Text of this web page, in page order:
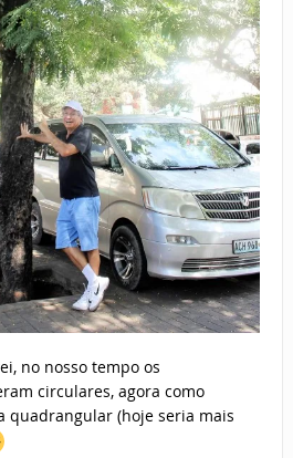
no nosso tempo os
circulares, agora como
quadrangular (hoje seria mais